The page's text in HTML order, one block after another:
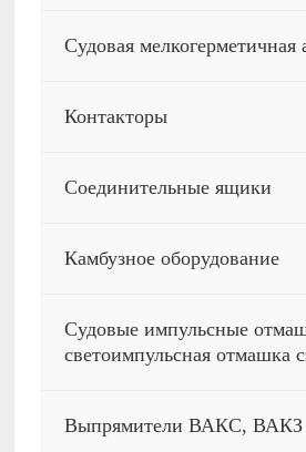
Судовая мелкогерметичная
Контакторы
Соединительные ящики
Камбузное оборудование
Судовые импульсные
светоимпульсная отмашка
Выпрямители ВАКС, ВАКЗ